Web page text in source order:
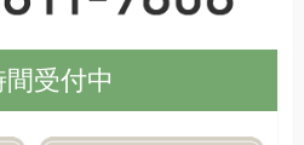
間受付中